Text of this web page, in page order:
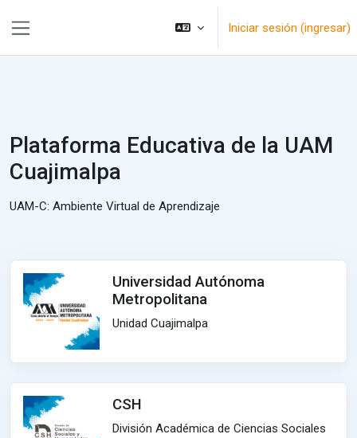
Iniciar sesión (ingresar)
Plataforma Educativa de la UAM
Cuajimalpa
UAM-C: Ambiente Virtual de Aprendizaje
Universidad Autónoma
Metropolitana
Unidad Cuajimalpa
CSH
División Académica de Ciencias Sociales